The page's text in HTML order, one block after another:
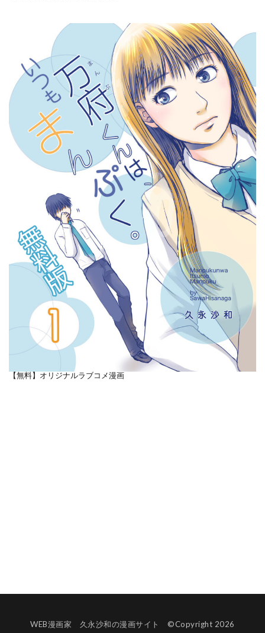
【無料】オリジナルラブコメ漫画
WEB漫画家 久永沙和の漫画サイト ©Copyright 2026